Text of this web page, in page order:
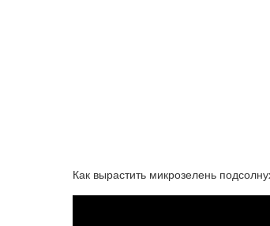
Как вырастить микрозелень